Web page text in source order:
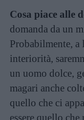
Cosa piace alle
domanda da un
Probabilmente, a
interiorità,
un uomo dolce,
magari anche
quello che ci
essere quello